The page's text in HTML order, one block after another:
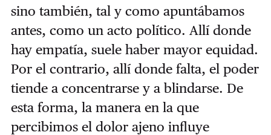
sino también, tal y como apuntábamos
antes, como un acto político. Allí donde
hay empatía, suele haber mayor equidad.
Por el contrario, allí donde falta, el poder
tiende a concentrarse y a blindarse. De
esta forma, la manera en la que
percibimos el dolor ajeno influye